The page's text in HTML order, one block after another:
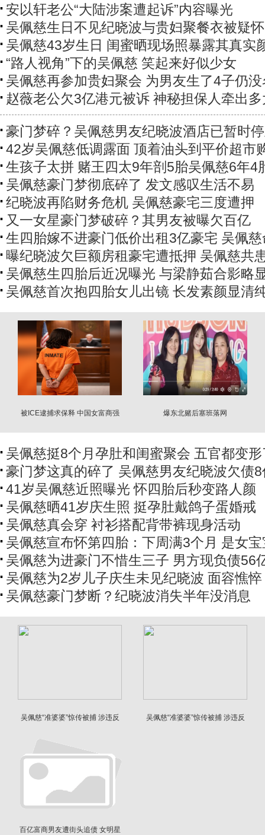
安以轩老公“大陆涉案遭起诉”内容曝光
吴佩慈生日不见纪晓波与贵妇聚餐衣被疑
吴佩慈43岁生日 闺蜜晒现场照暴露其真实
“路人视角”下的吴佩慈 笑起来好似少女
吴佩慈再参加贵妇聚会 为男友生了4子仍
赵薇老公欠3亿港元被诉 神秘担保人牵出
豪门梦碎？吴佩慈男友纪晓波酒店已暂时
42岁吴佩慈低调露面 顶着油头到平价超市
生孩子太拼 赌王四太9年剖5胎吴佩慈6年4
吴佩慈豪门梦彻底碎了 发文感叹生活不易
纪晓波再陷财务危机 吴佩慈豪宅三度遭押
又一女星豪门梦破碎？其男友被曝欠百亿
生四胎嫁不进豪门低价出租3亿豪宅 吴佩
曝纪晓波欠巨额房租豪宅遭抵押 吴佩慈共
吴佩慈生四胎后近况曝光 与梁静茹合影略
吴佩慈首次抱四胎女儿出镜 长发素颜显清
被ICE逮捕求保释 中国女富商强
爆东北赌后塞班落网
吴佩慈挺8个月孕肚和闺蜜聚会 五官都变形
豪门梦这真的碎了 吴佩慈男友纪晓波欠债
41岁吴佩慈近照曝光 怀四胎后秒变路人颜
吴佩慈晒41岁庆生照 挺孕肚戴鸽子蛋婚戒
吴佩慈真会穿 衬衫搭配背带裤现身活动
吴佩慈宣布怀第四胎：下周满3个月 是女宝
吴佩慈为进豪门不惜生三子 男方现负债56
吴佩慈为2岁儿子庆生未见纪晓波 面容憔悴
吴佩慈豪门梦断？纪晓波消失半年没消息
吴佩慈“准婆婆”惊传被捕 涉违反
吴佩慈“准婆婆”惊传被捕 涉违反
百亿富商男友遭街头追债 女明星